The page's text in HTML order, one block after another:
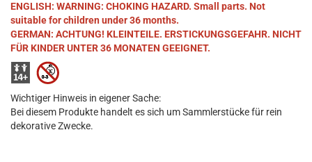
ENGLISH: WARNING: CHOKING HAZARD. Small parts. Not
suitable for children under 36 months.
GERMAN: ACHTUNG! KLEINTEILE. ERSTICKUNGSGEFAHR. NICHT
FÜR KINDER UNTER 36 MONATEN GEEIGNET.
Wichtiger Hinweis in eigener Sache:
Bei diesem Produkte handelt es sich um Sammlerstücke für rein
dekorative Zwecke.